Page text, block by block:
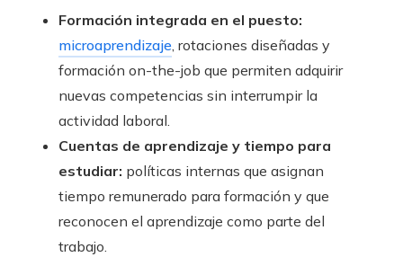
Formación integrada en el puesto:
microaprendizaje, rotaciones diseñadas y
formación on-the-job que permiten adquirir
nuevas competencias sin interrumpir la
actividad laboral.
Cuentas de aprendizaje y tiempo para
estudiar: políticas internas que asignan
tiempo remunerado para formación y que
reconocen el aprendizaje como parte del
trabajo.